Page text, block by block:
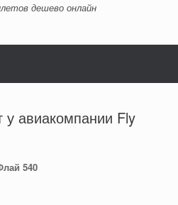
дешево онлайн
у авиакомпании Fly
540